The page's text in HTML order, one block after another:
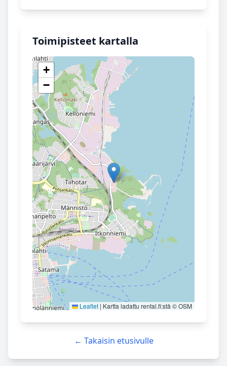
Toimipisteet kartalla
+
−
Leaflet | Kartta ladattu rental.fi:stä © OSM
← Takaisin etusivulle